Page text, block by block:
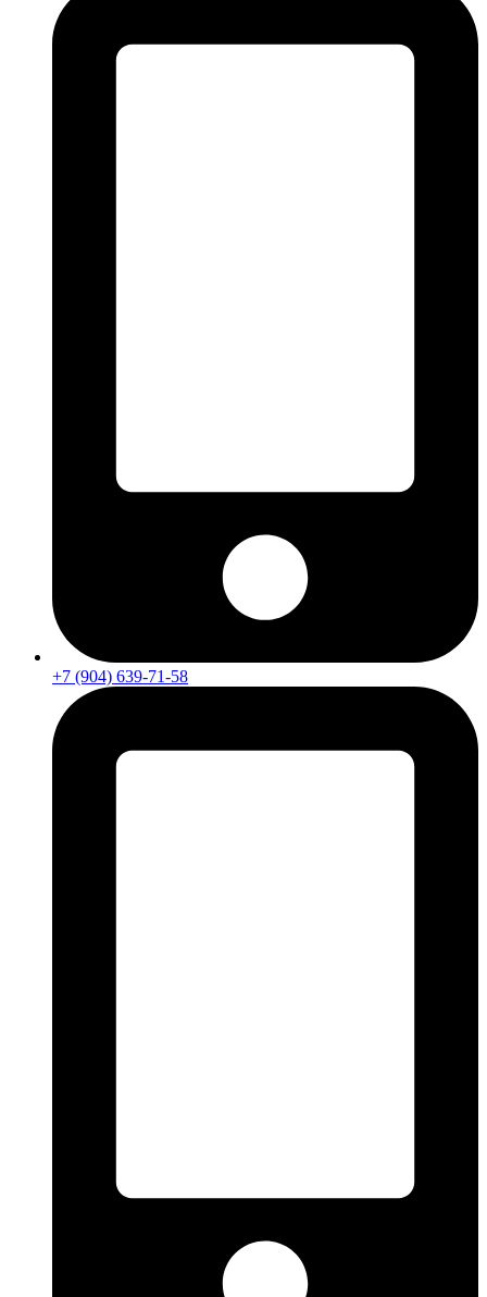
+7 (904) 639-71-58